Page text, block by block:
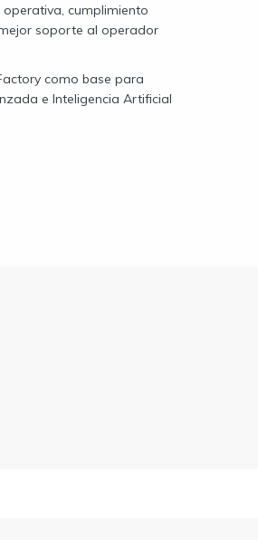
cumplimiento
soporte al operador
como base para
e Inteligencia Artificial